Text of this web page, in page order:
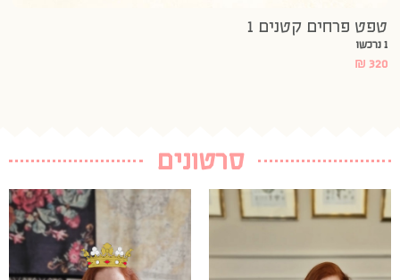
טפט פרחים קטנים 1
1 נרכשו
₪ 320
סרטונים